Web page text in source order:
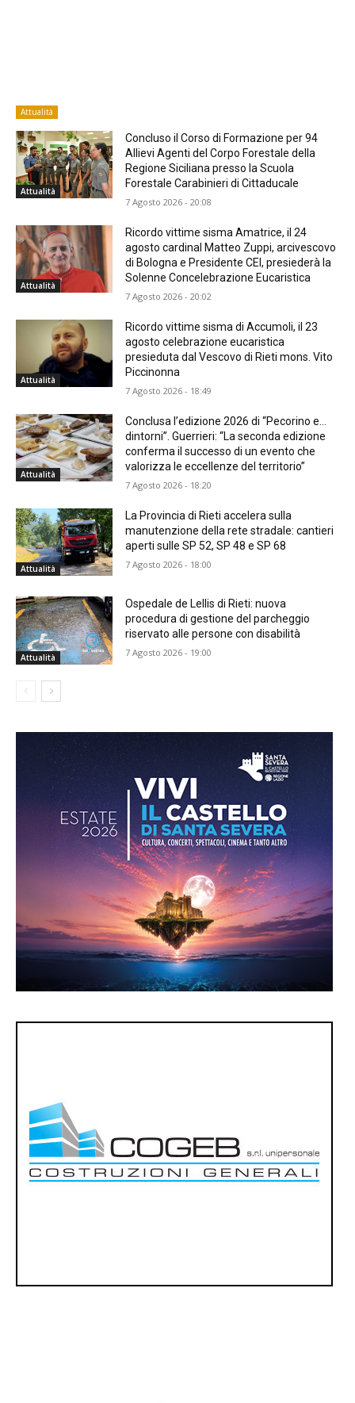
Attualità
Attualità
Concluso il Corso di Formazione per 94
Allievi Agenti del Corpo Forestale della
Regione Siciliana presso la Scuola
Forestale Carabinieri di Cittaducale
7 Agosto 2026 - 20:08
Attualità
Ricordo vittime sisma Amatrice, il 24
agosto cardinal Matteo Zuppi, arcivescovo
di Bologna e Presidente CEI, presiederà la
Solenne Concelebrazione Eucaristica
7 Agosto 2026 - 20:02
Attualità
Ricordo vittime sisma di Accumoli, il 23
agosto celebrazione eucaristica
presieduta dal Vescovo di Rieti mons. Vito
Piccinonna
7 Agosto 2026 - 18:49
Attualità
Conclusa l’edizione 2026 di “Pecorino e…
dintorni”. Guerrieri: “La seconda edizione
conferma il successo di un evento che
valorizza le eccellenze del territorio”
7 Agosto 2026 - 18:20
Attualità
La Provincia di Rieti accelera sulla
manutenzione della rete stradale: cantieri
aperti sulle SP 52, SP 48 e SP 68
7 Agosto 2026 - 18:00
Attualità
Ospedale de Lellis di Rieti: nuova
procedura di gestione del parcheggio
riservato alle persone con disabilità
7 Agosto 2026 - 19:00